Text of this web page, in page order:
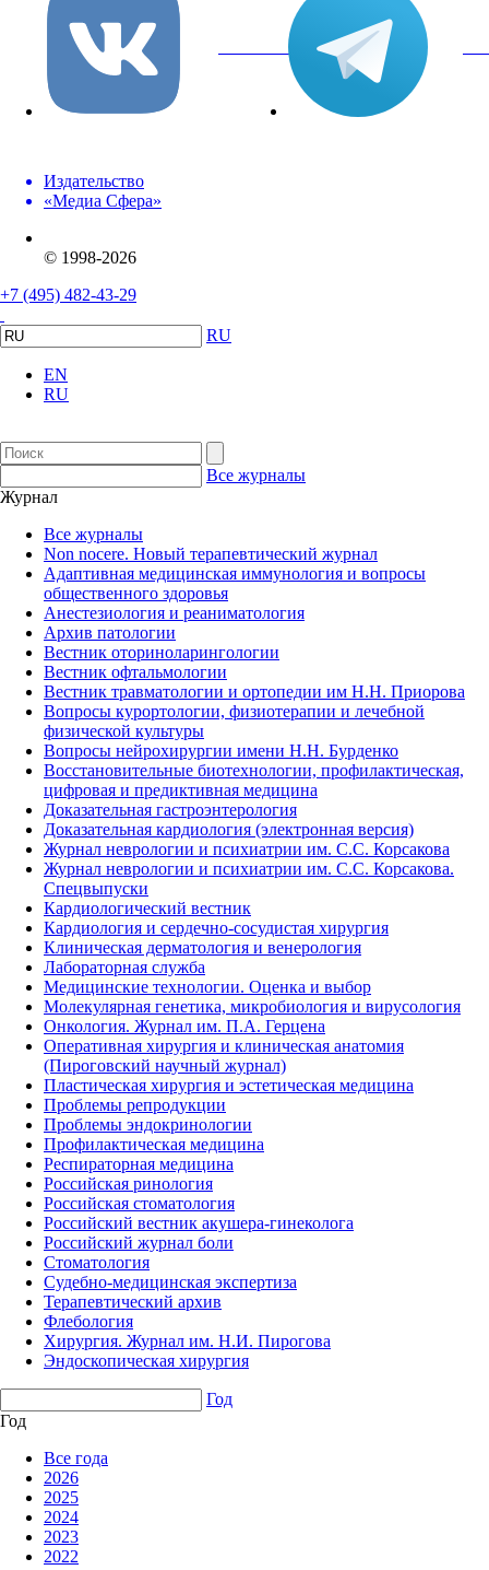
вКонтакте
Издательство
«Медиа Сфера»
© 1998-2026
+7 (495) 482-43-29
RU
EN
RU
Все журналы
Журнал
Все журналы
Non nocere. Новый терапевтический журнал
Адаптивная медицинская иммунология и вопросы
общественного здоровья
Анестезиология и реаниматология
Архив патологии
Вестник оториноларингологии
Вестник офтальмологии
Вестник травматологии и ортопедии им Н.Н. Приорова
Вопросы курортологии, физиотерапии и лечебной
физической культуры
Вопросы нейрохирургии имени Н.Н. Бурденко
Восстановительные биотехнологии, профилактическая,
цифровая и предиктивная медицина
Доказательная гастроэнтерология
Доказательная кардиология (электронная версия)
Журнал неврологии и психиатрии им. С.С. Корсакова
Журнал неврологии и психиатрии им. С.С. Корсакова.
Спецвыпуски
Кардиологический вестник
Кардиология и сердечно-сосудистая хирургия
Клиническая дерматология и венерология
Лабораторная служба
Медицинские технологии. Оценка и выбор
Молекулярная генетика, микробиология и вирусология
Онкология. Журнал им. П.А. Герцена
Оперативная хирургия и клиническая анатомия
(Пироговский научный журнал)
Пластическая хирургия и эстетическая медицина
Проблемы репродукции
Проблемы эндокринологии
Профилактическая медицина
Респираторная медицина
Российская ринология
Российская стоматология
Российский вестник акушера-гинеколога
Российский журнал боли
Стоматология
Судебно-медицинская экспертиза
Терапевтический архив
Флебология
Хирургия. Журнал им. Н.И. Пирогова
Эндоскопическая хирургия
Год
Год
Все года
2026
2025
2024
2023
2022